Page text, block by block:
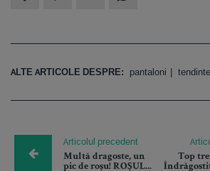
ALTE ARTICOLE DESPRE: pantaloni
Articolul precedent
Multă dragoste, un
pic de roșu! ROȘUL...
Top